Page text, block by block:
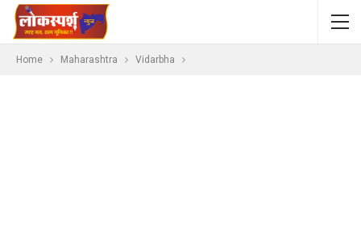
Home Maharashtra Vidarbha